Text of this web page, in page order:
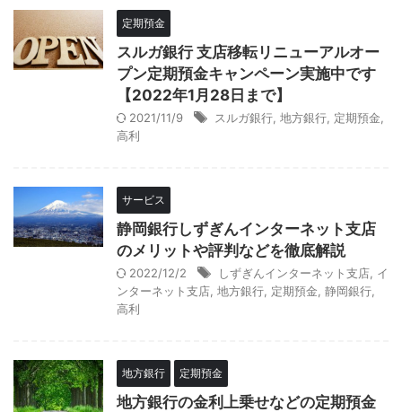
定期預金
スルガ銀行 支店移転リニューアルオー
プン定期預金キャンペーン実施中です
【2022年1月28日まで】
2021/11/9 スルガ銀行 地方銀行 定期預金
高利
サービス
静岡銀行しずぎんインターネット支店
のメリットや評判などを徹底解説
2022/12/2 しずぎんインターネット支店 イ
ンターネット支店 地方銀行 定期預金 静岡銀行
高利
地方銀行 定期預金
地方銀行の金利上乗せなどの定期預金